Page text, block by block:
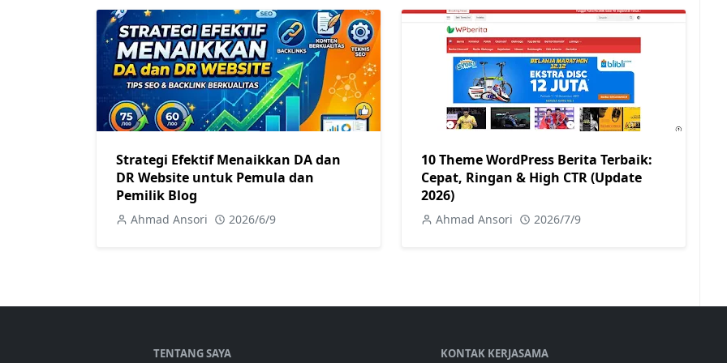
Strategi Efektif Menaikkan DA dan
DR Website untuk Pemula dan
Pemilik Blog
Ahmad Ansori 2026/6/9
10 Theme WordPress Berita Terbaik:
Cepat, Ringan & High CTR (Update
2026)
Ahmad Ansori 2026/7/9
TENTANG SAYA KONTAK KERJASAMA